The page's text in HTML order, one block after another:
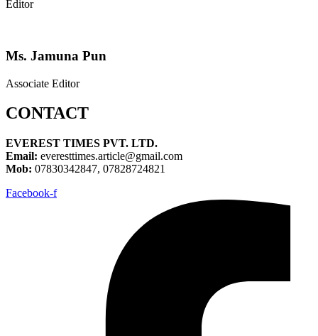
Editor
Ms. Jamuna Pun
Associate Editor
CONTACT
EVEREST TIMES PVT. LTD.
Email: everesttimes.article@gmail.com
Mob: 07830342847, 07828724821
Facebook-f